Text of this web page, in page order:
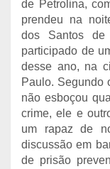
de Petrolina,
prendeu na
dos Santos
participado de
desse ano, na
Paulo. Segundo
não esboçou
crime, ele e
um rapaz de
discussão em
de prisão